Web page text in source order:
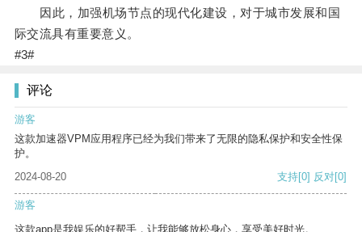
因此，加强机场节点的现代化建设，对于城市发展和国
际交流具有重要意义。
#3#
评论
游客
这款加速器VPM应用程序已经为我们带来了无限的隐私保护和安全性保
护。
2024-08-20
支持[0] 反对[0]
游客
这款app是我娱乐的好帮手，让我能够放松身心，享受美好时光。